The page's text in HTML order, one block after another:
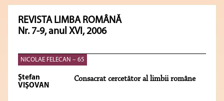
REVISTA LIMBA ROMÂNĂ
Nr. 7-9, anul XVI, 2006
NICOLAE FELECAN – 65
Ştefan
VIŞOVAN
Consacrat cercetător al limbii române